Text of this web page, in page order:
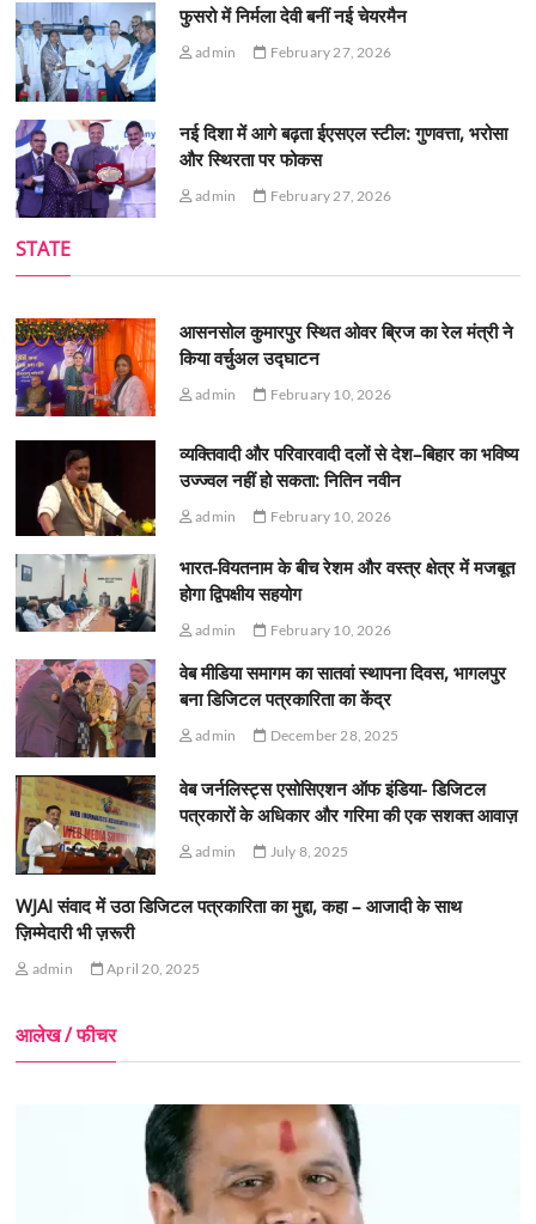
फुसरो में निर्मला देवी बनीं नई चेयरमैन
admin February 27, 2026
नई दिशा में आगे बढ़ता ईएसएल स्टील: गुणवत्ता, भरोसा
और स्थिरता पर फोकस
admin February 27, 2026
STATE
आसनसोल कुमारपुर स्थित ओवर ब्रिज का रेल मंत्री ने
किया वर्चुअल उद्घाटन
admin February 10, 2026
व्यक्तिवादी और परिवारवादी दलों से देश–बिहार का भविष्य
उज्ज्वल नहीं हो सकता: नितिन नवीन
admin February 10, 2026
भारत-वियतनाम के बीच रेशम और वस्त्र क्षेत्र में मजबूत
होगा द्विपक्षीय सहयोग
admin February 10, 2026
वेब मीडिया समागम का सातवां स्थापना दिवस, भागलपुर
बना डिजिटल पत्रकारिता का केंद्र
admin December 28, 2025
वेब जर्नलिस्ट्स एसोसिएशन ऑफ इंडिया- डिजिटल
पत्रकारों के अधिकार और गरिमा की एक सशक्त आवाज़
admin July 8, 2025
WJAI संवाद में उठा डिजिटल पत्रकारिता का मुद्दा, कहा – आजादी के साथ
ज़िम्मेदारी भी ज़रूरी
admin April 20, 2025
आलेख / फीचर